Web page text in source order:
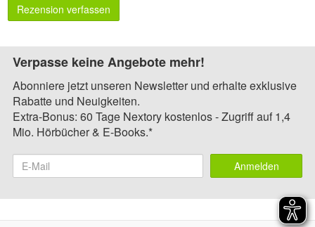
Rezension verfassen
Verpasse keine Angebote mehr!
Abonniere jetzt unseren Newsletter und erhalte exklusive
Rabatte und Neuigkeiten.
Extra-Bonus: 60 Tage Nextory kostenlos - Zugriff auf 1,4
Mio. Hörbücher & E-Books.*
Anmelden